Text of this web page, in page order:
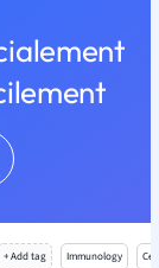
+ Add tag Immunology